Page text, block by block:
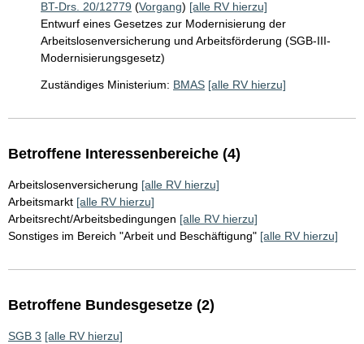
BT-Drs. 20/12779 (Vorgang) [alle RV hierzu]
Entwurf eines Gesetzes zur Modernisierung der
Arbeitslosenversicherung und Arbeitsförderung (SGB-III-
Modernisierungsgesetz)
Zuständiges Ministerium: BMAS [alle RV hierzu]
Betroffene Interessenbereiche (4)
Arbeitslosenversicherung [alle RV hierzu]
Arbeitsmarkt [alle RV hierzu]
Arbeitsrecht/Arbeitsbedingungen [alle RV hierzu]
Sonstiges im Bereich "Arbeit und Beschäftigung" [alle RV hierzu]
Betroffene Bundesgesetze (2)
SGB 3 [alle RV hierzu]